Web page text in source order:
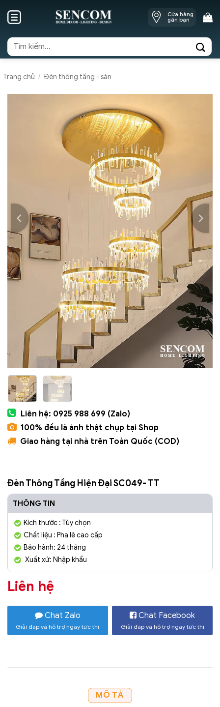
Cửa hàng
gần bạn
Tìm
kiếm:
Trang chủ / Đèn thông tầng - sàn
Liên hệ: 0925 988 699 (Zalo)
100% đều là ảnh thật chụp tại Shop
Giao hàng tại nhà trên Toàn Quốc (COD)
Đèn Thông Tầng Hiện Đại SC049- TT
THÔNG TIN
Kích thước : Tùy chọn
Chất liệu : Pha lê cao cấp
Bảo hành: 24 tháng
Xuất xứ: Nhập khẩu
Liên hệ
Chat Zalo
Giải đáp và hỗ trợ ngay tức thì
Chat Facebook
Giải đáp và hỗ trợ ngay tức thì
MÔ TẢ